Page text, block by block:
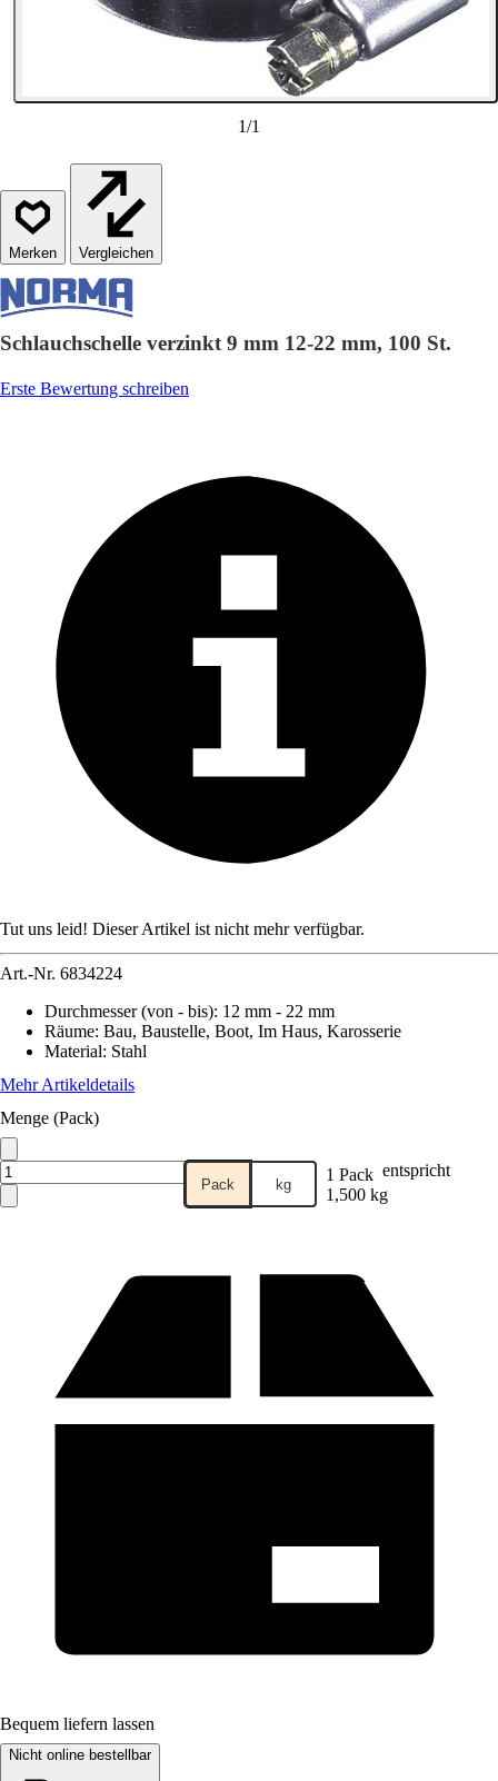
1/1
Vergleichen
Schlauchschelle verzinkt 9 mm 12-22 mm, 100 St.
Erste Bewertung schreiben
Tut uns leid! Dieser Artikel ist nicht mehr verfügbar.
Art.-Nr. 6834224
Durchmesser (von - bis): 12 mm - 22 mm
Räume: Bau, Baustelle, Boot, Im Haus, Karosserie
Material: Stahl
Mehr Artikeldetails
Menge (Pack)
Pack kg 1 Pack entspricht
1,500 kg
Bequem liefern lassen
Nicht online bestellbar